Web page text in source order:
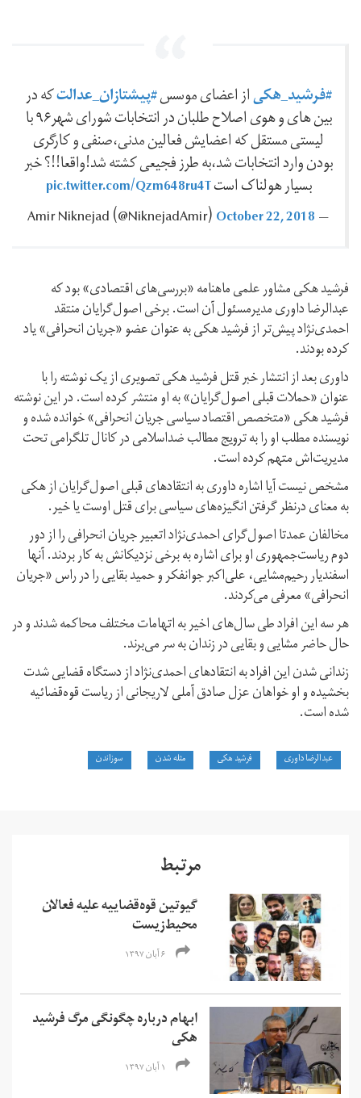
#فرشید_هکیاز اعضای موسس#پیشتازان_عدالتکه در
بین های و هوی اصلاح طلبان در انتخابات شورای شهر۹۶ با
لیستی مستقل که اعضایش فعالین مدنی،صنفی و کارگری
بودن وارد انتخابات شد،به طرز فجیعی کشته شد!واقعا!!؟ خبر
بسیار هولناک استpic.twitter.com/Qzm648ru4T
— Amir Niknejad ‪(@NiknejadAmir)‬
October 22, 2018
فرشید هکی مشاور علمی ماهنامه «بررسی‌های اقتصادی» بود که
عبدالرضا داوری مدیرمسئول آن است. برخی اصول‌گرایان منتقد
احمدی‌نژاد پیش‌تر از فرشید هکی به عنوان عضو «جریان انحرافی» یاد
کرده بودند.
داوری بعد از انتشار خبر قتل فرشید هکی تصویری از یک نوشته را با
عنوان «‌حملات قبلی اصول‌گرایان» به او منتشر کرده است. در این نوشته
فرشید هکی «‌متخصص اقتصاد سیاسی جریان انحرافی» خوانده شده و
نویسنده مطلب او را به ترویج مطالب ضداسلامی در کانال تلگرامی تحت
مدیریت‌اش متهم کرده است.
مشخص نیست آیا اشاره داوری به انتقادهای قبلی اصول‌گرایان از هکی
به معنای درنظر گرفتن انگیزه‌های سیاسی برای قتل اوست یا خیر.
مخالفان عمدتا اصول‌گرای احمدی‌نژاد اتعبیر جریان انحرافی را از دور
دوم ریاست‌جمهوری او برای اشاره به برخی نزدیکانش به کار بردند. آنها
اسفندیار رحیم‌مشایی، علی‌اکبر جوانفکر و حمید بقایی را در راس «‌جریان
انحرافی» معرفی می‌کردند.
هر سه این افراد طی سال‌های اخیر به اتهامات مختلف محاکمه شدند و در
حال حاضر مشایی و بقایی در زندان به سر می‌برند.
زندانی شدن این افراد به انتقادهای احمدی‌نژاد از دستگاه قضایی شدت
بخشیده و او خواهان عزل صادق آملی لاریجانی از ریاست قوه‌قضائيه
شده است.
عبدالرضا داوری فرشید هکی مثله شدن سوزاندن
مرتبط
گیوتین قوه‌قضاییه علیه فعالان
محیط‌زیست
۶ آبان ۱۳۹۷
ابهام درباره چگونگی مرگ فرشید
هکی
۱ آبان ۱۳۹۷